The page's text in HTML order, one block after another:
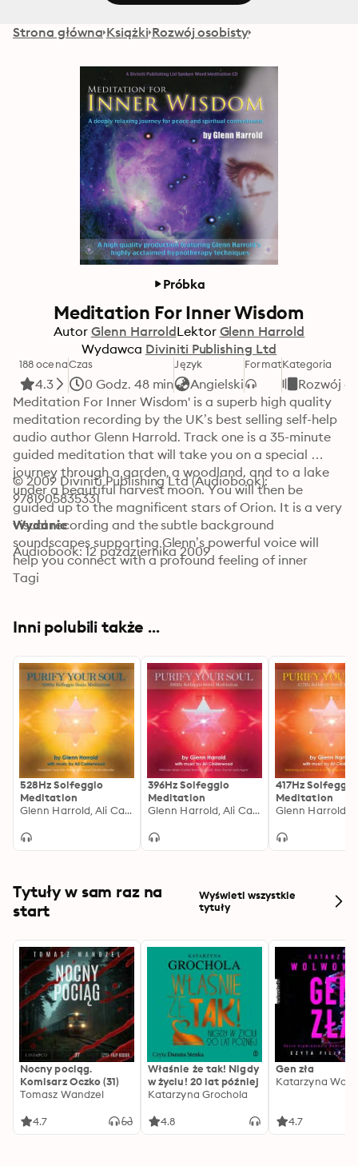
Strona główna Książki Rozwój osobisty
Próbka
Meditation For Inner Wisdom
Autor Glenn HarroldLektor Glenn Harrold
Wydawca Diviniti Publishing Ltd
188 ocena
4.3
Czas
0 Godz. 48 min
Język
Angielski
FormatKategoria
Rozwój
Meditation For Inner Wisdom' is a superb high quality
meditation recording by the UK’s best selling self-help
audio author Glenn Harrold. Track one is a 35-minute
guided meditation that will take you on a special
journey through a garden, a woodland, and to a lake
under a beautiful harvest moon. You will then be
guided up to the magnificent stars of Orion. It is a very
visual recording and the subtle background
soundscapes supporting Glenn’s powerful voice will
help you connect with a profound feeling of inner
wisdom and love.
© 2009 Diviniti Publishing Ltd (Audiobook):
9781905835331
Wydanie
Audiobook: 12 października 2009
Tagi
Inni polubili także ...
528Hz Solfeggio
Meditation
Glenn Harrold, Ali Calderwood
396Hz Solfeggio
Meditation
Glenn Harrold, Ali Calderwood
417Hz Solfeggio
Meditation
Tytuły w sam raz na
start
Wyświetl wszystkie
tytuły
Nocny pociąg.
Komisarz Oczko (31)
Tomasz Wandzel
4.7
Właśnie że tak! Nigdy
w życiu! 20 lat później
Katarzyna Grochola
4.8
Gen zła
Katarzyna
4.7